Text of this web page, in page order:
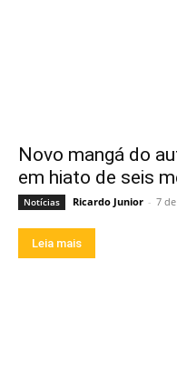
Novo mangá do
em hiato de seis
Notícias Ricardo Junior - 7
Leia mais